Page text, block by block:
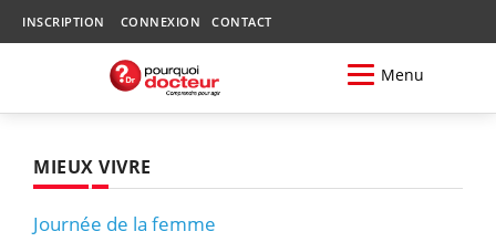
INSCRIPTION CONNEXION CONTACT
Menu
MIEUX VIVRE
Journée de la femme